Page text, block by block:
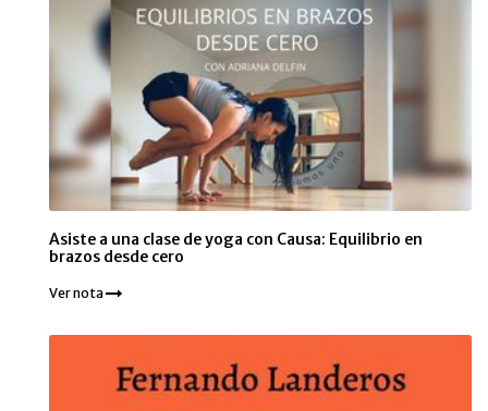
Asiste a una clase de yoga con Causa: Equilibrio en
brazos desde cero
Ver nota